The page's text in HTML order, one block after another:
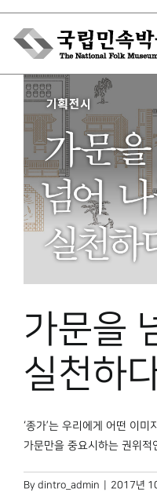
Skip
content
박물관에서는
민속이야기
민속 인사이드
박물관 홈페이지
가문을
실천하
‘종가’는 우리에게 어떤 이
가문만을 중요시하는 권위적
By dintro_admin 2017년